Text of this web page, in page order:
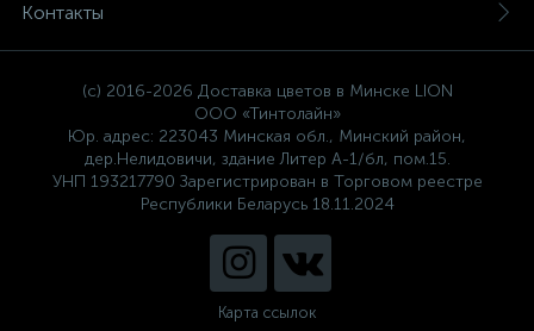
Контакты
(c) 2016-2026 Доставка цветов в Минске LION
ООО «Тинтолайн»
Юр. адрес: 223043 Минская обл., Минский район,
дер.Нелидовичи, здание Литер А-1/бл, пом.15.
УНП 193217790 Зарегистрирован в Торговом реестре
Республики Беларусь 18.11.2024
Карта ссылок